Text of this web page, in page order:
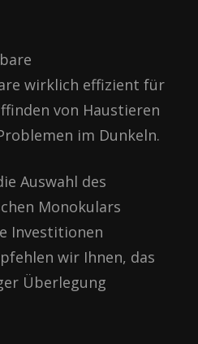
wirklich effizient für
von Haustieren
im Dunkeln.
Auswahl des
Monokulars
Investitionen
wir Ihnen, das
Überlegung